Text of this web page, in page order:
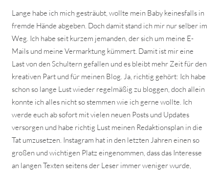
Lange habe ich mich gesträubt, wollte mein Baby keinesfalls in
fremde Hände abgeben. Doch damit stand ich mir nur selber im
Weg. Ich habe seit kurzem jemanden, der sich um meine E-
Mails und meine Vermarktung kümmert. Damit ist mir eine
Last von den Schultern gefallen und es bleibt mehr Zeit für den
kreativen Part und für meinen Blog. Ja, richtig gehört: Ich habe
schon so lange Lust wieder regelmäßig zu bloggen, doch allein
konnte ich alles nicht so stemmen wie ich gerne wollte. Ich
werde euch ab sofort mit vielen neuen Posts und Updates
versorgen und habe richtig Lust meinen Redaktionsplan in die
Tat umzusetzen. Instagram hat in den letzten Jahren einen so
großen und wichtigen Platz eingenommen, dass das Interesse
an langen Texten seitens der Leser immer weniger wurde,